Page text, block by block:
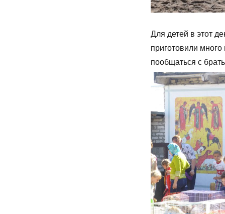
Для детей в этот
приготовили
пообщаться с